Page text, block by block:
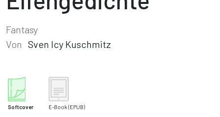
Fantasy
Von Sven Icy Kuschmitz
Softcover E-Book (EPUB)